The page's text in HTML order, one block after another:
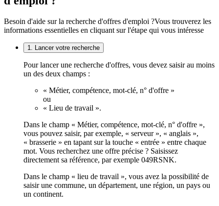
Besoin d'aide sur la recherche d'offres d'emploi ?Vous trouverez les
informations essentielles en cliquant sur l'étape qui vous intéresse
1. Lancer votre recherche
Pour lancer une recherche d'offres, vous devez saisir au moins
un des deux champs :
« Métier, compétence, mot-clé, n° d'offre »
ou
« Lieu de travail ».
Dans le champ « Métier, compétence, mot-clé, n° d'offre »,
vous pouvez saisir, par exemple, « serveur », « anglais »,
« brasserie » en tapant sur la touche « entrée » entre chaque
mot. Vous recherchez une offre précise ? Saisissez
directement sa référence, par exemple 049RSNK.
Dans le champ « lieu de travail », vous avez la possibilité de
saisir une commune, un département, une région, un pays ou
un continent.